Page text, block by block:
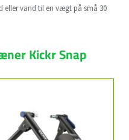
eller vand til en vægt på små 30
Kickr Snap